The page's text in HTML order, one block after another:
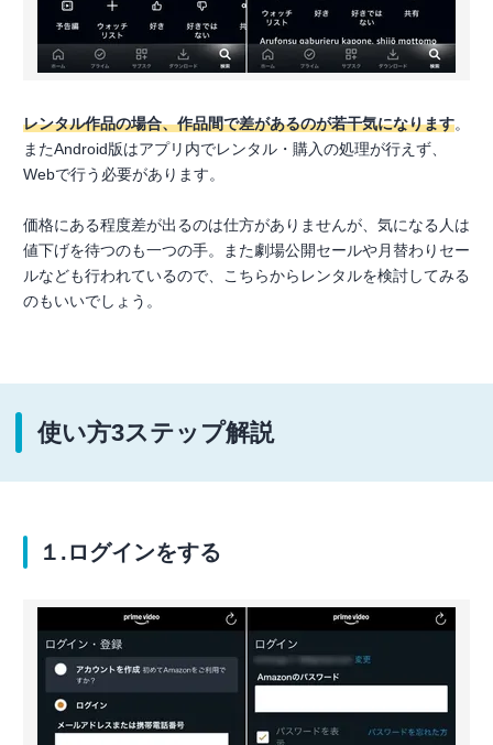
レンタル作品の場合、作品間で差があるのが若干気になります。
またAndroid版はアプリ内でレンタル・購入の処理が行えず、
Webで行う必要があります。
価格にある程度差が出るのは仕方がありませんが、気になる人は
値下げを待つのも一つの手。また劇場公開セールや月替わりセー
ルなども行われているので、こちらからレンタルを検討してみる
のもいいでしょう。
使い方3ステップ解説
１.ログインをする